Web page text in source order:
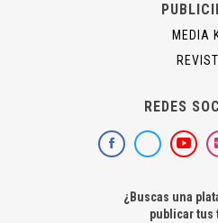
MEDIA
REDES
¿Buscas una
publicar tus